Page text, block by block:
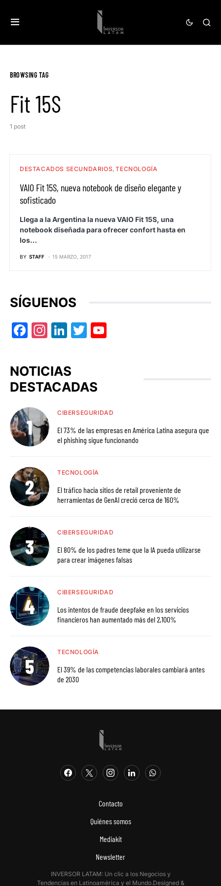
BROWSING TAG
Fit 15S
1 post
DESTACADOS SECUNDARIOS TECNOLOGÍA
VAIO Fit 15S, nueva notebook de diseño elegante y
sofisticado
Llega a la Argentina la nueva VAIO Fit 15S, una
notebook diseñada para ofrecer confort hasta en
los…
BY STAFF 15 MARZO, 2017
SÍGUENOS
Facebook
Instagram
LinkedIn
Twitter
NOTICIAS
DESTACADAS
CIBERSEGURIDAD
El 73% de las empresas en América Latina asegura que
el phishing sigue funcionando
TECNOLOGÍA
El tráfico hacia sitios de retail proveniente de
herramientas de GenAI creció cerca de 160%
CIBERSEGURIDAD
El 80% de los padres teme que la IA pueda utilizarse
para crear imágenes falsas
CIBERSEGURIDAD
Los intentos de fraude deepfake en los servicios
financieros han aumentado más del 2,100%
TECNOLOGÍA
El 39% de las competencias laborales cambiará antes
de 2030
Contacto
Quiénes somos
Mediakit
Newsletter
INVERSOR LATAM: Un clic a los Negocios y
Tendencias en Latinoamérica y el Mundo.Designed &